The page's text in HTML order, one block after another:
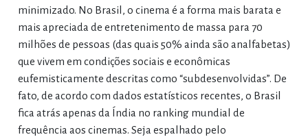
minimizado. No Brasil, o cinema é a forma mais barata e
mais apreciada de entretenimento de massa para 70
milhões de pessoas (das quais 50% ainda são analfabetas)
que vivem em condições sociais e econômicas
eufemisticamente descritas como “subdesenvolvidas”. De
fato, de acordo com dados estatísticos recentes, o Brasil
fica atrás apenas da Índia no ranking mundial de
frequência aos cinemas. Seja espalhado pelo